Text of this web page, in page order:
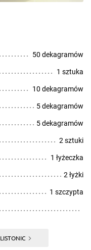
50 dekagramów
1 sztuka
10 dekagramów
5 dekagramów
5 dekagramów
2 sztuki
1 łyżeczka
2 łyżki
1 szczypta
LISTONIC